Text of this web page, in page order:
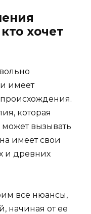
хочет
имеет
которая
вызывать
имеет свои
и древних
все нюансы,
начиная от ее